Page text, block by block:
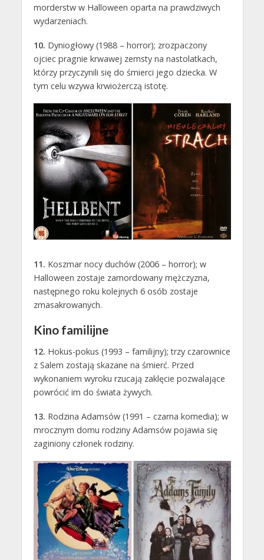
morderstw w Halloween oparta na prawdziwych
wydarzeniach.
10. Dyniogłowy (1988 – horror); zrozpaczony
ojciec pragnie krwawej zemsty na nastolatkach,
którzy przyczynili się do śmierci jego dziecka. W
tym celu wzywa krwiożerczą istotę.
11. Koszmar nocy duchów (2006 – horror); w
Halloween zostaje zamordowany mężczyzna,
następnego roku kolejnych 6 osób zostaje
zmasakrowanych.
Kino familijne
12. Hokus-pokus (1993 – familijny); trzy czarownice
z Salem zostają skazane na śmierć. Przed
wykonaniem wyroku rzucają zaklęcie pozwalające
powrócić im do świata żywych.
13. Rodzina Adamsów (1991 – czarna komedia); w
mrocznym domu rodziny Adamsów pojawia się
zaginiony członek rodziny.